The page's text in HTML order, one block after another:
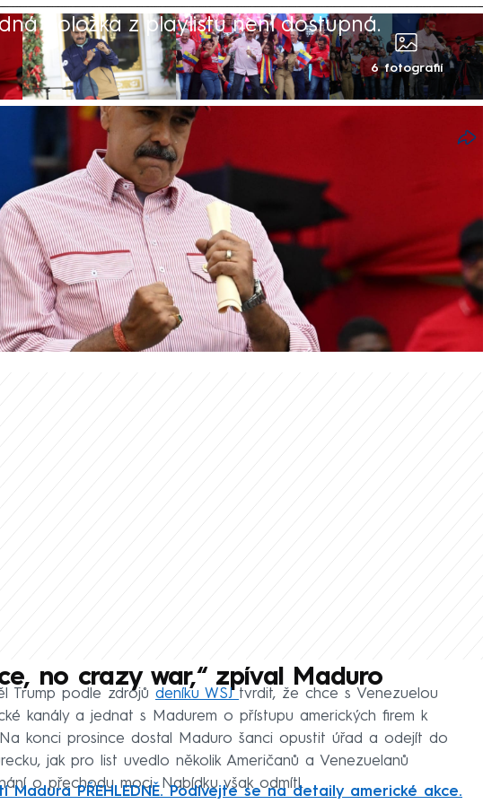
položka z playlistu není dostupná.
6 fotografií
Donald Trump původně neplánoval prezidenta
Madura svrhnout násilím, ale uzavřít s ním ropné a
Diplomacie však selhala a šéf Bílého domu v
o vojenské operaci. Podle webů The Wall Street Journal
Times (NYT) měly být jedním ze spouštěčů i
a písně venezuelského diktátora, které Trumpa
že se Maduro americkému tlaku vysmívá.
no crazy war,“ zpíval Maduro
Trump podle zdrojů deníku WSJ tvrdit, že chce s Venezuelou
kanály a jednat s Madurem o přístupu amerických firem k
konci prosince dostal Maduro šanci opustit úřad a odejít do
jak pro list uvedlo několik Američanů a Venezuelanů
o přechodu moci. Nabídku však odmítl.
Madura PŘEHLEDNĚ. Podívejte se na detaily americké akce.